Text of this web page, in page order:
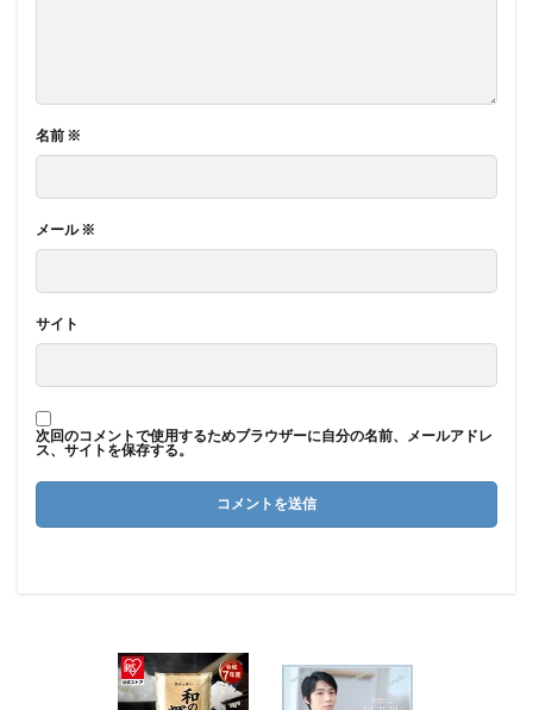
名前 ※
メール※
サイト
次回のコメントで使用するためブラウザーに自分の名前、メールアドレ
ス、サイトを保存する。